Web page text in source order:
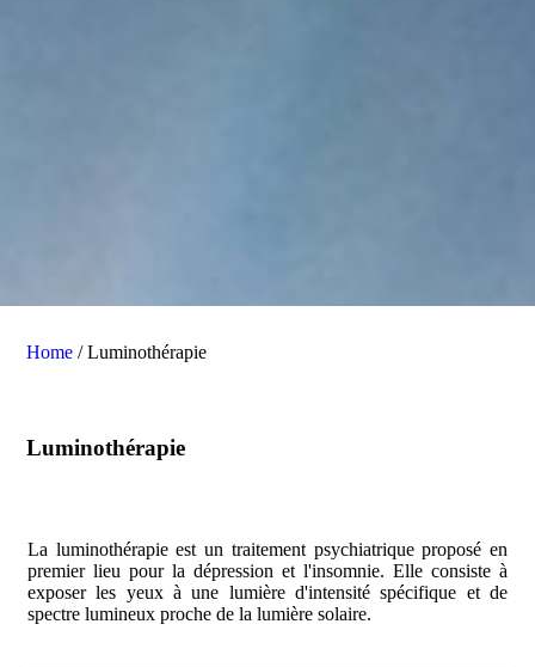
Home /Luminothérapie
Luminothérapie
La luminothérapie est un traitement psychiatrique proposé en
premier lieu pour la dépression et l'insomnie. Elle consiste à
exposer les yeux à une lumière d'intensité spécifique et de
spectre lumineux proche de la lumière solaire.